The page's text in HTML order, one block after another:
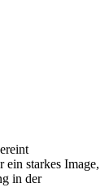
starkes Image,
in der